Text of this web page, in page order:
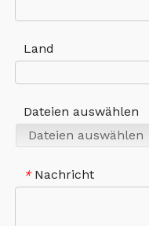
Land
Dateien auswählen
Dateien auswählen
* Nachricht